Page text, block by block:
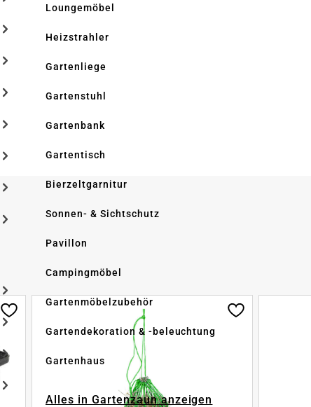
Loungemöbel
Heizstrahler
Gartenliege
Gartenstuhl
Gartenbank
Gartentisch
Bierzeltgarnitur
Sonnen- & Sichtschutz
Pavillon
Campingmöbel
Gartenmöbelzubehör
Gartendekoration & -beleuchtung
Gartenhaus
Alles in Gartenzaun anzeigen